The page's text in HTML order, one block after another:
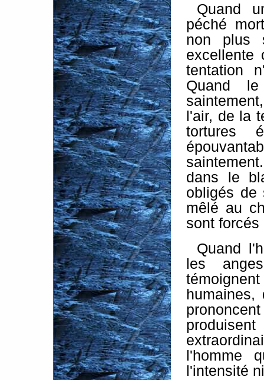
Quand
péché
non plus
excellente
tentation
Quand
l'air, de la
tortures
dans le
obligés de
mêlé au
sont forcés
Quand
les
l'homme
l'intensité